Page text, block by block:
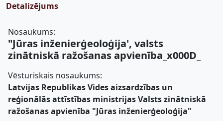
Detalizējums
Nosaukums:
"Jūras inženierģeoloģija', valsts
zinātniskā ražošanas apvienība_x000D_
Vēsturiskais nosaukums:
Latvijas Republikas Vides aizsardzības un
reģionālās attīstības ministrijas Valsts zinātniskā
ražošanas apvienība "Jūras inženierģeoloģija"